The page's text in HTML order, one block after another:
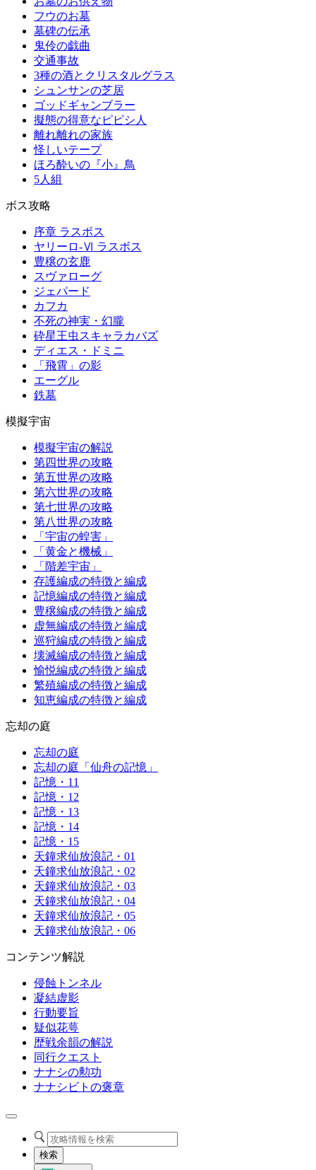
フウのお墓
墓碑の伝承
鬼伶の戯曲
交通事故
3種の酒とクリスタルグラス
シュンサンの芝居
ゴッドギャンブラー
擬態の得意なピピシ人
離れ離れの家族
怪しいテープ
ほろ酔いの『小』鳥
5人組
ボス攻略
序章 ラスボス
ヤリーロ-Ⅵ ラスボス
豊穣の玄鹿
スヴァローグ
ジェパード
カフカ
不死の神実・幻朧
砕星王虫スキャラカバズ
ディエス・ドミニ
「飛霄」の影
エーグル
鉄墓
模擬宇宙
模擬宇宙の解説
第四世界の攻略
第五世界の攻略
第六世界の攻略
第七世界の攻略
第八世界の攻略
「宇宙の蝗害」
「黄金と機械」
「階差宇宙」
存護編成の特徴と編成
記憶編成の特徴と編成
豊穣編成の特徴と編成
虚無編成の特徴と編成
巡狩編成の特徴と編成
壊滅編成の特徴と編成
愉悦編成の特徴と編成
繁殖編成の特徴と編成
知恵編成の特徴と編成
忘却の庭
忘却の庭
忘却の庭「仙舟の記憶」
記憶・11
記憶・12
記憶・13
記憶・14
記憶・15
天鐘求仙放浪記・01
天鐘求仙放浪記・02
天鐘求仙放浪記・03
天鐘求仙放浪記・04
天鐘求仙放浪記・05
天鐘求仙放浪記・06
コンテンツ解説
侵蝕トンネル
凝結虚影
行動要旨
疑似花萼
歴戦余韻の解説
同行クエスト
ナナシの勲功
ナナシビトの褒章
検索